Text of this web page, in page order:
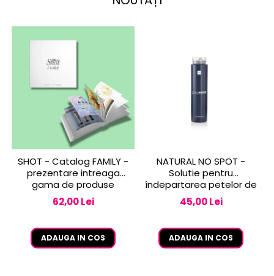
SHOT - Catalog FAMILY -
prezentare intreaga
gama de produse
62,00 Lei
ADAUGA IN COS
NATURAL NO SPOT -
Solutie pentru
îndepartarea petelor de
vopsea de pe piele 250
ml
45,00 Lei
ADAUGA IN COS